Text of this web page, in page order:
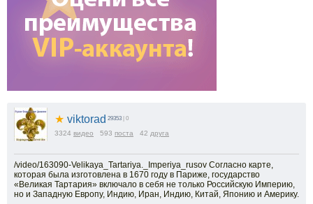
★ viktorad 29353 | 0
3324 видео 593 поста 42 друга
/video/163090-Velikaya_Tartariya._Imperiya_rusov Согласно карте,
которая была изготовлена в 1670 году в Париже, государство
«Великая Тартария» включало в себя не только Российскую Империю,
но и Западную Европу, Индию, Иран, Индию, Китай, Японию и Америку.